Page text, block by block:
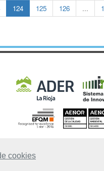
cookies
124 125 126 ...